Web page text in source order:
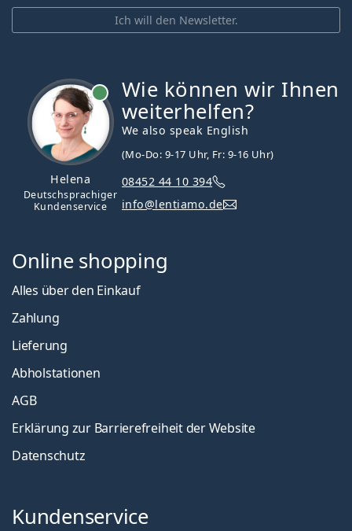
Ich will den Newsletter.
Helena
Deutschsprachiger
Kundenservice
Wie können wir Ihnen
weiterhelfen?
We also speak English
(Mo-Do: 9-17 Uhr, Fr: 9-16 Uhr)
08452 44 10 394
info@lentiamo.de
Online shopping
Alles über den Einkauf
Zahlung
Lieferung
Abholstationen
AGB
Erklärung zur Barrierefreiheit der Website
Datenschutz
Kundenservice